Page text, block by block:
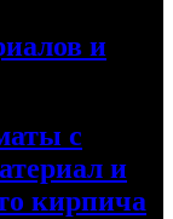
и
с
и
кирпича